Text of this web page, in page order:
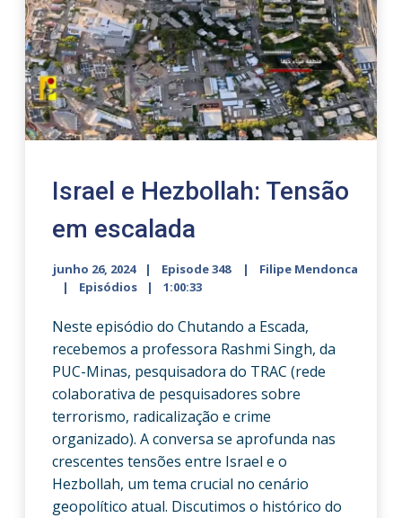
Israel e Hezbollah: Tensão
em escalada
junho 26, 2024 Episode 348
Filipe Mendonca
Episódios
1:00:33
Neste episódio do Chutando a Escada,
recebemos a professora Rashmi Singh, da
PUC-Minas, pesquisadora do TRAC (rede
colaborativa de pesquisadores sobre
terrorismo, radicalização e crime
organizado). A conversa se aprofunda nas
crescentes tensões entre Israel e o
Hezbollah, um tema crucial no cenário
geopolítico atual. Discutimos o histórico do